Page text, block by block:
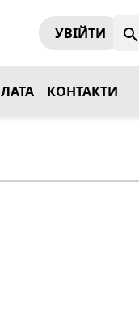
УВIЙТИ search
КОНТАКТИ